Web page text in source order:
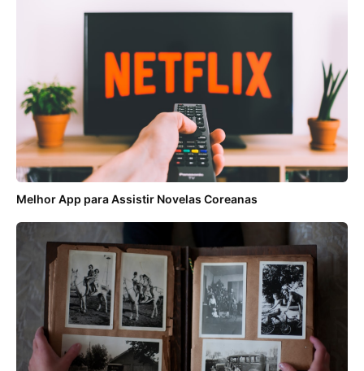
Melhor App para Assistir Novelas Coreanas